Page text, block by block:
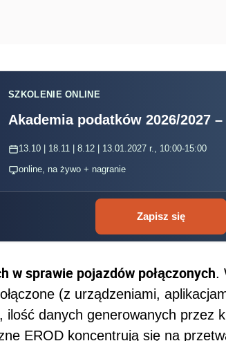
SZKOLENIE ONLINE
Akademia podatków 2026/2027
13.10 | 18.11 | 8.12 | 13.01.2027 r., 10:00-15:00
online, na żywo + nagranie
Zapisz się
w sprawie pojazdów połączonych.
(z urządzeniami,
ilość danych generowanych przez
EROD koncentrują się na